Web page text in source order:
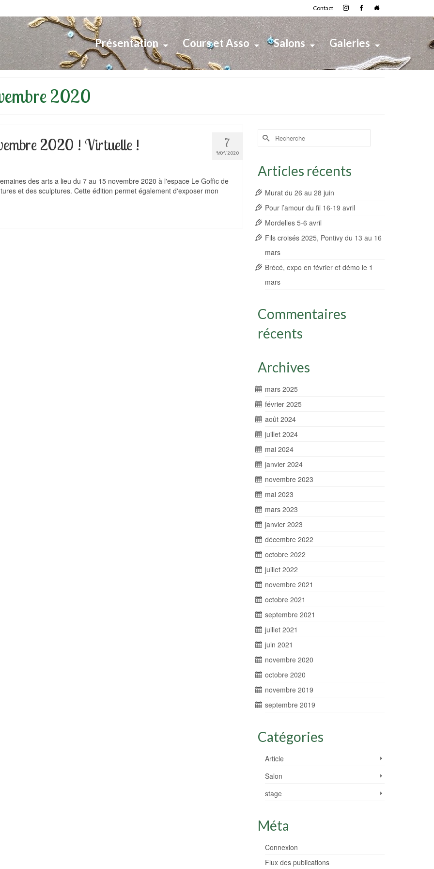
Contact
Présentation Cours et Asso Salons Galeries
2020
7
NOV 2020
2020 ! Virtuelle !
des arts a lieu du 7 au 15 novembre 2020 à l'espace Le Goffic de
et des sculptures. Cette édition permet également d'exposer mon
Rechercher :
Articles récents
Murat du 26 au 28 juin
Pour l’amour du fil 16-19 avril
Mordelles 5-6 avril
Fils croisés 2025, Pontivy du 13 au 16
mars
Brécé, expo en février et démo le 1
mars
Commentaires
récents
Archives
mars 2025
février 2025
août 2024
juillet 2024
mai 2024
janvier 2024
novembre 2023
mai 2023
mars 2023
janvier 2023
décembre 2022
octobre 2022
juillet 2022
novembre 2021
octobre 2021
septembre 2021
juillet 2021
juin 2021
novembre 2020
octobre 2020
novembre 2019
septembre 2019
Catégories
Article
Salon
stage
Méta
Connexion
Flux des publications